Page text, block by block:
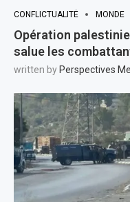
CONFLICTUALITÉ MONDE
Opération
salue les
written by Perspectives